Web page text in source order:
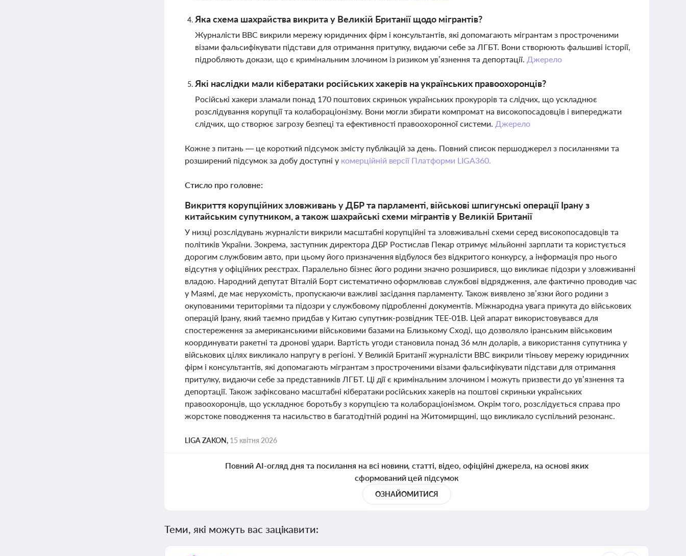
Яка схема шахрайства викрита у Великій Британії щодо мігрантів?
Журналісти BBC викрили мережу юридичних фірм і консультантів, які допомагають мігрантам з простроченими
візами фальсифікувати підстави для отримання притулку, видаючи себе за ЛГБТ. Вони створюють фальшиві історії,
підробляють докази, що є кримінальним злочином із ризиком ув’язнення та депортації. Джерело
Які наслідки мали кібератаки російських хакерів на українських правоохоронців?
Російські хакери зламали понад 170 поштових скриньок українських прокурорів та слідчих, що ускладнює
розслідування корупції та колабораціонізму. Вони могли збирати компромат на високопосадовців і випереджати
слідчих, що створює загрозу безпеці та ефективності правоохоронної системи. Джерело
Кожне з питань — це короткий підсумок змісту публікацій за день. Повний список першоджерел з посиланнями та
розширений підсумок за добу доступні у комерційній версії Платформи LIGA360.
Стисло про головне:
Викриття корупційних зловживань у ДБР та парламенті, військові шпигунські операції Ірану з
китайським супутником, а також шахрайські схеми мігрантів у Великій Британії
У низці розслідувань журналісти викрили масштабні корупційні та зловживальні схеми серед високопосадовців та
політиків України. Зокрема, заступник директора ДБР Ростислав Пекар отримує мільйонні зарплати та користується
дорогим службовим авто, при цьому його призначення відбулося без відкритого конкурсу, а інформація про нього
відсутня у офіційних реєстрах. Паралельно бізнес його родини значно розширився, що викликає підозри у зловживанні
владою. Народний депутат Віталій Борт систематично оформлював службові відрядження, але фактично проводив час
у Маямі, де має нерухомість, пропускаючи важливі засідання парламенту. Також виявлено зв’язки його родини з
окупованими територіями та підозри у службовому підробленні документів. Міжнародна увага прикута до військових
операцій Ірану, який таємно придбав у Китаю супутник-розвідник TEE-01B. Цей апарат використовувався для
спостереження за американськими військовими базами на Близькому Сході, що дозволяло іранським військовим
координувати ракетні та дронові удари. Вартість угоди становила понад 36 млн доларів, а використання супутника у
військових цілях викликало напругу в регіоні. У Великій Британії журналісти BBC викрили тіньову мережу юридичних
фірм і консультантів, які допомагають мігрантам з простроченими візами фальсифікувати підстави для отримання
притулку, видаючи себе за представників ЛГБТ. Ці дії є кримінальним злочином і можуть призвести до ув’язнення та
депортації. Також зафіксовано масштабні кібератаки російських хакерів на поштові скриньки українських
правоохоронців, що ускладнює боротьбу з корупцією та колабораціонізмом. Окрім того, розслідується справа про
жорстоке поводження та насильство в багатодітній родині на Житомирщині, що викликало суспільний резонанс.
LIGA ZAKON, 15 квітня 2026
Повний AI-огляд дня та посилання на всі новини, статті, відео, офіційні джерела, на основі яких
сформований цей підсумок
ОЗНАЙОМИТИСЯ
Теми, які можуть вас зацікавити: